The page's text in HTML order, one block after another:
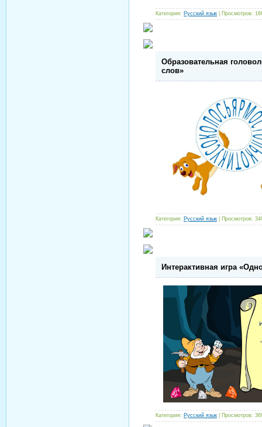
Категория: Русский язык | Просмотров:
Образовательная
слов»
Категория: Русский язык | Просмотров:
Интерактивная игра
Категория: Русский язык | Просмотров: